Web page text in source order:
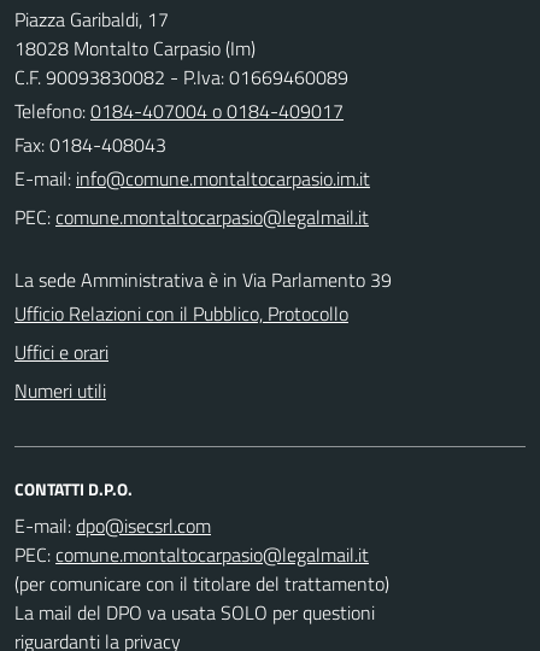
Piazza Garibaldi, 17
18028 Montalto Carpasio (Im)
C.F. 90093830082 - P.Iva: 01669460089
Telefono:0184-407004 o 0184-409017
Fax: 0184-408043
E-mail:
PEC:
La sede Amministrativa è in Via Parlamento 39
Ufficio Relazioni con il Pubblico, Protocollo
Uffici e orari
Numeri utili
CONTATTI D.P.O.
E-mail:
PEC:
(per comunicare con il titolare del trattamento)
La mail del DPO va usata SOLO per questioni
riguardanti la privacy